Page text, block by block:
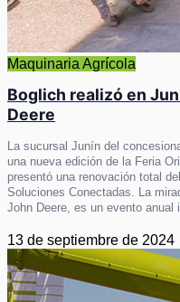
Maquinaria Agrícola
Boglich realizó en
Deere
La sucursal Junín del
una nueva edición de la Feria
presentó una renovación total
Soluciones Conectadas. La
John Deere, es un evento
13 de septiembre de 2024